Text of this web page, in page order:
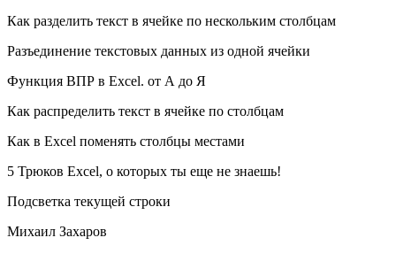
Как разделить текст в ячейке по нескольким столбцам
Разъединение текстовых данных из одной ячейки
Функция ВПР в Excel. от А до Я
Как распределить текст в ячейке по столбцам
Как в Excel поменять столбцы местами
5 Трюков Excel, о которых ты еще не знаешь!
Подсветка текущей строки
Михаил Захаров